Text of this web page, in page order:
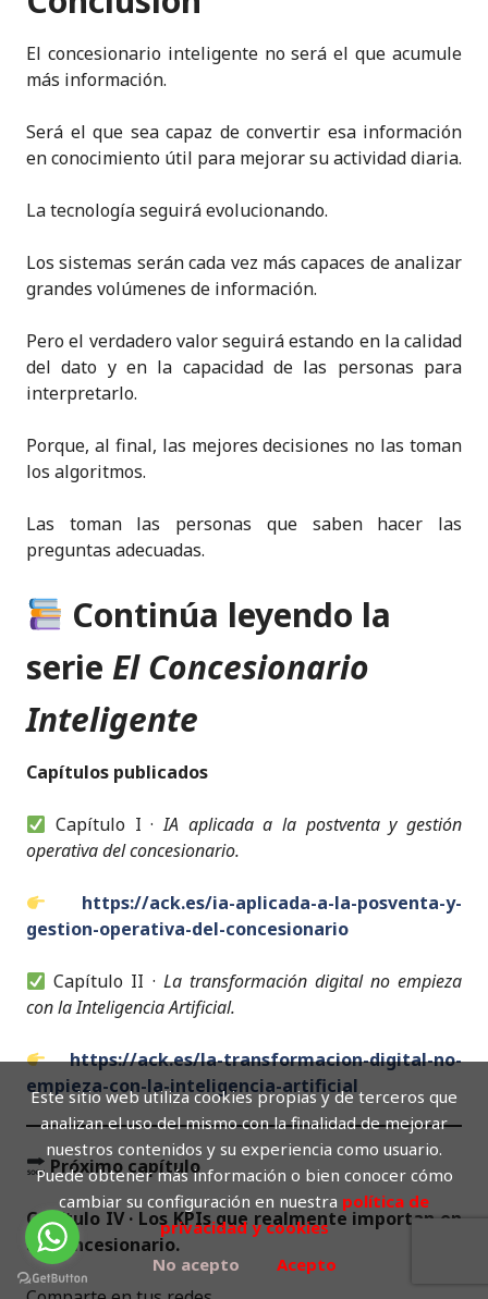
Este sitio web utiliza cookies propias y de terceros que
analizan el uso del mismo con la finalidad de mejorar
nuestros contenidos y su experiencia como usuario.
Puede obtener más información o bien conocer cómo
cambiar su configuración en nuestra política de
privacidad y cookies
No acepto
Acepto
El concesionario inteligente no será el que acumule
más información.
Será el que sea capaz de convertir esa información
en conocimiento útil para mejorar su actividad diaria.
La tecnología seguirá evolucionando.
Los sistemas serán cada vez más capaces de analizar
grandes volúmenes de información.
Pero el verdadero valor seguirá estando en la calidad
del dato y en la capacidad de las personas para
interpretarlo.
Porque, al final, las mejores decisiones no las toman
los algoritmos.
Las toman las personas que saben hacer las
preguntas adecuadas.
Continúa leyendo la
serie El Concesionario
Inteligente
Capítulos publicados
Capítulo I ·IA aplicada a la postventa y gestión
operativa del concesionario.
https://ack.es/ia-aplicada-a-la-posventa-y-
gestion-operativa-del-concesionario
Capítulo II · La transformación digital no empieza
con la Inteligencia Artificial.
https://ack.es/la-transformacion-digital-no-
empieza-con-la-inteligencia-artificial
Próximo capítulo
Capítulo IV · Los KPIs que realmente importan en
un concesionario.